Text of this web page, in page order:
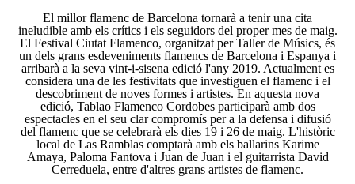
El millorflamenc de Barcelona tornarà a tenir una cita
ineludible amb els crítics i els seguidors del proper mes de maig.
El Festival Ciutat Flamenco, organitzat perTaller de Músics, és
un dels grans esdeveniments flamencs de Barcelona i Espanya i
arribarà a la seva vint-i-sisena edició l'any 2019. Actualment es
considera una de les festivitats que investiguen el flamenc i el
descobriment de noves formes i artistes. En aquesta nova
edició, Tablao Flamenco Cordobesparticiparà amb dos
espectacles en el seu clar compromís per a la defensa i difusió
del flamenc que se celebrarà els dies 19 i 26 de maig. L'històric
local de Las Ramblas comptarà amb els ballarins Karime
Amaya, Paloma Fantova i Juan de Juan i el guitarrista David
Cerreduela, entre d'altres grans artistes de flamenc.